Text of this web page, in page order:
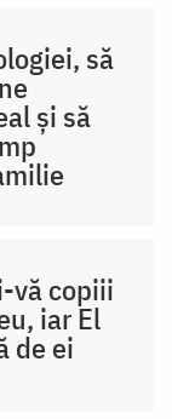
să
și să
vă copiii
iar El
de ei